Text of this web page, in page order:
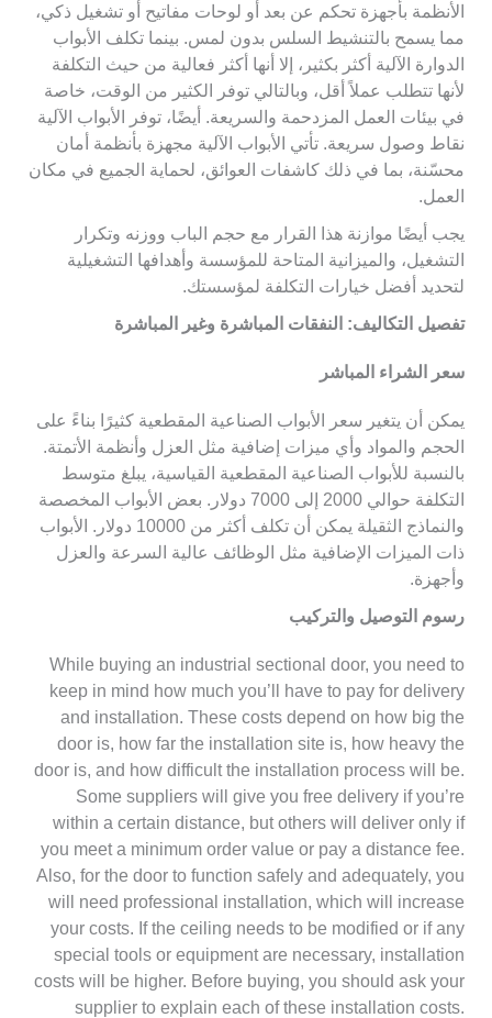
الأنظمة بأجهزة تحكم عن بعد أو لوحات مفاتيح أو تشغيل ذكي،
مما يسمح بالتنشيط السلس بدون لمس. بينما تكلف الأبواب
الدوارة الآلية أكثر بكثير، إلا أنها أكثر فعالية من حيث التكلفة
لأنها تتطلب عملاً أقل، وبالتالي توفر الكثير من الوقت، خاصة
في بيئات العمل المزدحمة والسريعة. أيضًا، توفر الأبواب الآلية
نقاط وصول سريعة. تأتي الأبواب الآلية مجهزة بأنظمة أمان
محسّنة، بما في ذلك كاشفات العوائق، لحماية الجميع في مكان
العمل.
يجب أيضًا موازنة هذا القرار مع حجم الباب ووزنه وتكرار
التشغيل، والميزانية المتاحة للمؤسسة وأهدافها التشغيلية
لتحديد أفضل خيارات التكلفة لمؤسستك.
تفصيل التكاليف: النفقات المباشرة وغير المباشرة
سعر الشراء المباشر
يمكن أن يتغير سعر الأبواب الصناعية المقطعية كثيرًا بناءً على
الحجم والمواد وأي ميزات إضافية مثل العزل وأنظمة الأتمتة.
بالنسبة للأبواب الصناعية المقطعية القياسية، يبلغ متوسط
التكلفة حوالي 2000 إلى 7000 دولار. بعض الأبواب المخصصة
والنماذج الثقيلة يمكن أن تكلف أكثر من 10000 دولار. الأبواب
ذات الميزات الإضافية مثل الوظائف عالية السرعة والعزل
وأجهزة.
رسوم التوصيل والتركيب
While buying an industrial sectional door, you need to
keep in mind how much you’ll have to pay for delivery
and installation. These costs depend on how big the
door is, how far the installation site is, how heavy the
door is, and how difficult the installation process will be.
Some suppliers will give you free delivery if you’re
within a certain distance, but others will deliver only if
you meet a minimum order value or pay a distance fee.
Also, for the door to function safely and adequately, you
will need professional installation, which will increase
your costs. If the ceiling needs to be modified or if any
special tools or equipment are necessary, installation
costs will be higher. Before buying, you should ask your
supplier to explain each of these installation costs.